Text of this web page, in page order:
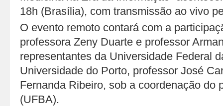
18h (Brasília), com transmissão ao vivo
O evento remoto contará com a
professora Zeny Duarte e professor
representantes da Universidade Federal
Universidade do Porto, professor José
Fernanda Ribeiro, sob a coordenação do
(UFBA).